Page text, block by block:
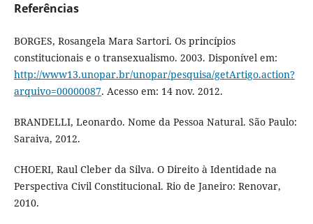
Referências
BORGES, Rosangela Mara Sartori. Os princípios
constitucionais e o transexualismo. 2003. Disponível em:
http://www13.unopar.br/unopar/pesquisa/getArtigo.action?
arquivo=00000087. Acesso em: 14 nov. 2012.
BRANDELLI, Leonardo. Nome da Pessoa Natural. São Paulo:
Saraiva, 2012.
CHOERI, Raul Cleber da Silva. O Direito à Identidade na
Perspectiva Civil Constitucional. Rio de Janeiro: Renovar,
2010.